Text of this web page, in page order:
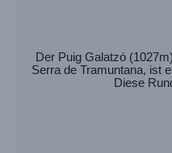
Der Puig Galatzó
Serra de Tramuntana, ist
Diese